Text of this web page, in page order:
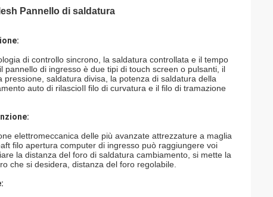
Pannello di saldatura
di controllo sincrono, la saldatura controllata e il tempo
di ingresso è due tipi di touch screen o pulsanti, il
saldatura divisa, la potenza di saldatura della
auto di rilascioIl filo di curvatura e il filo di tramazione
elettromeccanica delle più avanzate attrezzature a maglia
filo apertura computer di ingresso può raggiungere voi
la distanza del foro di saldatura cambiamento, si mette la
che si desidera, distanza del foro regolabile.